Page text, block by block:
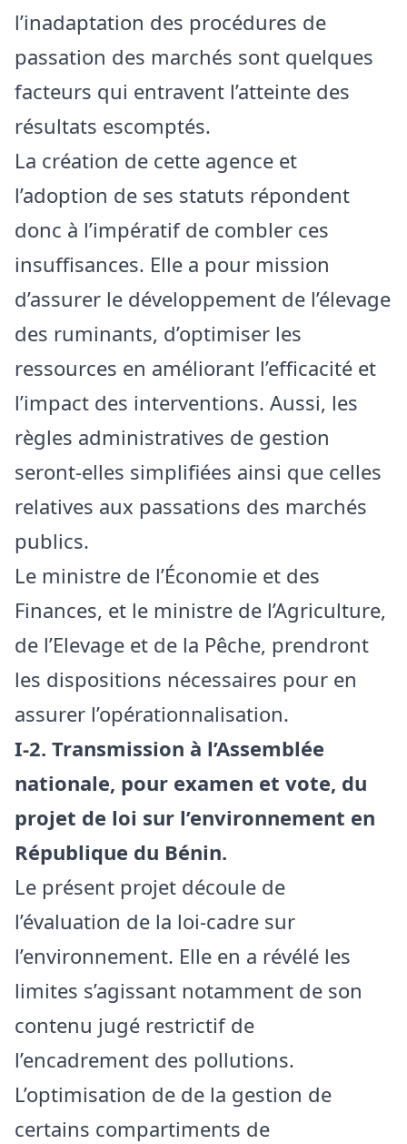
l’inadaptation des procédures de
passation des marchés sont quelques
facteurs qui entravent l’atteinte des
résultats escomptés.
La création de cette agence et
l’adoption de ses statuts répondent
donc à l’impératif de combler ces
insuffisances. Elle a pour mission
d’assurer le développement de l’élevage
des ruminants, d’optimiser les
ressources en améliorant l’efficacité et
l’impact des interventions. Aussi, les
règles administratives de gestion
seront-elles simplifiées ainsi que celles
relatives aux passations des marchés
publics.
Le ministre de l’Économie et des
Finances, et le ministre de l’Agriculture,
de l’Elevage et de la Pêche, prendront
les dispositions nécessaires pour en
assurer l’opérationnalisation.
I-2. Transmission à l’Assemblée
nationale, pour examen et vote, du
projet de loi sur l’environnement en
République du Bénin.
Le présent projet découle de
l’évaluation de la loi-cadre sur
l’environnement. Elle en a révélé les
limites s’agissant notamment de son
contenu jugé restrictif de
l’encadrement des pollutions.
L’optimisation de de la gestion de
certains compartiments de